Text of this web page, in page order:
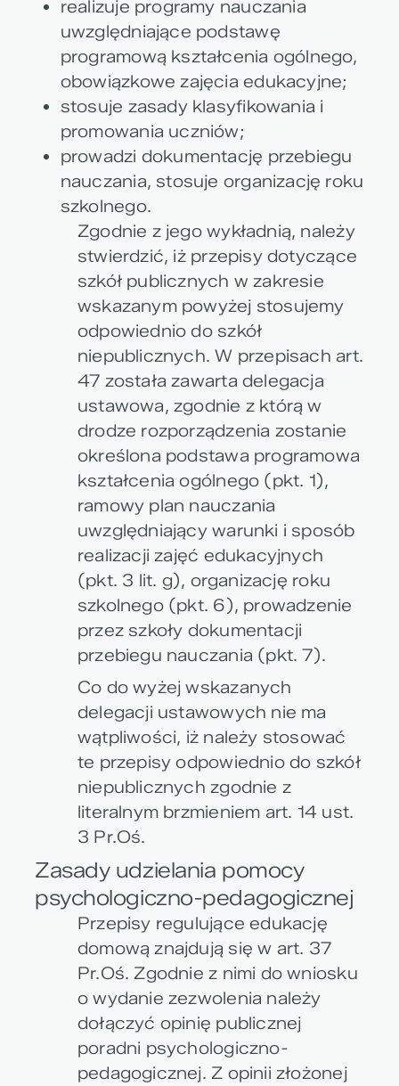
realizuje programy nauczania
uwzględniające podstawę
programową kształcenia ogólnego,
obowiązkowe zajęcia edukacyjne;
stosuje zasady klasyfikowania i
promowania uczniów;
prowadzi dokumentację przebiegu
nauczania, stosuje organizację roku
szkolnego.
Zgodnie z jego wykładnią, należy
stwierdzić, iż przepisy dotyczące
szkół publicznych w zakresie
wskazanym powyżej stosujemy
odpowiednio do szkół
niepublicznych. W przepisach art.
47 została zawarta delegacja
ustawowa, zgodnie z którą w
drodze rozporządzenia zostanie
określona podstawa programowa
kształcenia ogólnego (pkt. 1),
ramowy plan nauczania
uwzględniający warunki i sposób
realizacji zajęć edukacyjnych
(pkt. 3 lit. g), organizację roku
szkolnego (pkt. 6), prowadzenie
przez szkoły dokumentacji
przebiegu nauczania (pkt. 7).
Co do wyżej wskazanych
delegacji ustawowych nie ma
wątpliwości, iż należy stosować
te przepisy odpowiednio do szkół
niepublicznych zgodnie z
literalnym brzmieniem art. 14 ust.
3 Pr.Oś.
Zasady udzielania pomocy
psychologiczno-pedagogicznej
Przepisy regulujące edukację
domową znajdują się w art. 37
Pr.Oś. Zgodnie z nimi do wniosku
o wydanie zezwolenia należy
dołączyć opinię publicznej
poradni psychologiczno-
pedagogicznej. Z opinii złożonej